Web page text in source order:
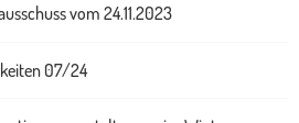
vom 24.11.2023
07/24